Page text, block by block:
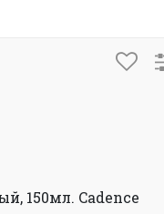
150мл. Cadence